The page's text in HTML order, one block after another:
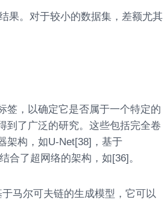
果。对于较小的数据集，差额尤其
签，以确定它是否属于一个特定的
到了广泛的研究。这些包括完全卷
架构，如U-Net[38]，基于
合了超网络的架构，如[36]。
马尔可夫链的生成模型，它可以